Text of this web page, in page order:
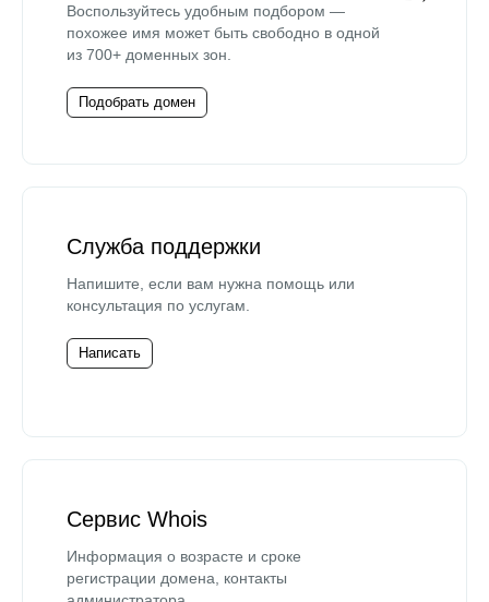
Воспользуйтесь удобным подбором —
похожее имя может быть свободно в одной
из 700+ доменных зон.
Подобрать домен
Служба поддержки
Напишите, если вам нужна помощь или
консультация по услугам.
Написать
Сервис Whois
Информация о возрасте и сроке
регистрации домена, контакты